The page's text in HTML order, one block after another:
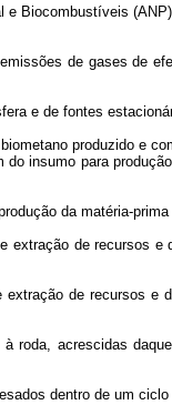
Biocombustíveis
de gases de
e de fontes
produzido e
insumo para
da matéria-
de recursos
de recursos e
acrescidas
dentro de um